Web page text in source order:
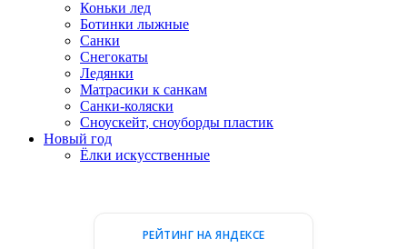
Коньки лед
Ботинки лыжные
Санки
Снегокаты
Ледянки
Матрасики к санкам
Санки-коляски
Сноускейт, сноуборды пластик
Новый год
Ёлки искусственные
РЕЙТИНГ НА ЯНДЕКСЕ